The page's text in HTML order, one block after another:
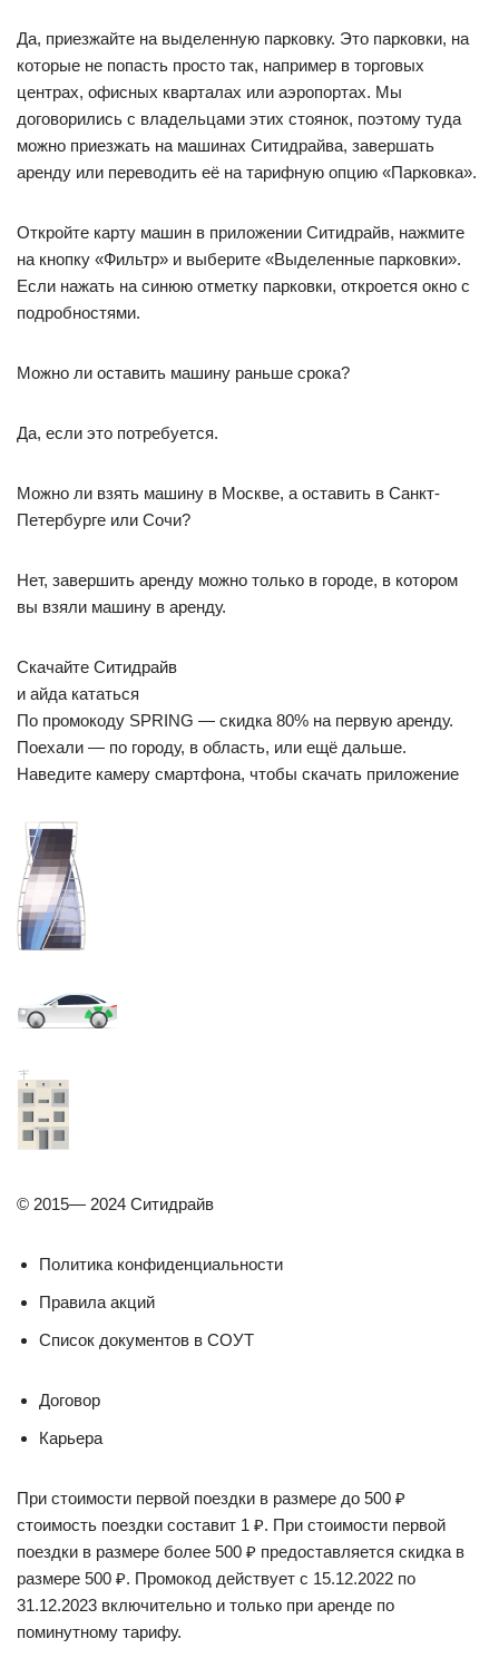
Да, приезжайте на выделенную парковку. Это парковки, на
которые не попасть просто так, например в торговых
центрах, офисных кварталах или аэропортах. Мы
договорились с владельцами этих стоянок, поэтому туда
можно приезжать на машинах Ситидрайва, завершать
аренду или переводить её на тарифную опцию «Парковка».
Откройте карту машин в приложении Ситидрайв, нажмите
на кнопку «Фильтр» и выберите «Выделенные парковки».
Если нажать на синюю отметку парковки, откроется окно с
подробностями.
Можно ли оставить машину раньше срока?
Да, если это потребуется.
Можно ли взять машину в Москве, а оставить в Санкт-
Петербурге или Сочи?
Нет, завершить аренду можно только в городе, в котором
вы взяли машину в аренду.
Скачайте Ситидрайв
и айда кататься
По промокоду SPRING — скидка 80% на первую аренду.
Поехали — по городу, в область, или ещё дальше.
Наведите камеру смартфона, чтобы cкачать приложение
© 2015— 2024 Cитидрайв
Политика конфиденциальности
Правила акций
Список документов в СОУТ
Договор
Карьера
При стоимости первой поездки в размере до 500 ₽
стоимость поездки составит 1 ₽. При стоимости первой
поездки в размере более 500 ₽ предоставляется скидка в
размере 500 ₽. Промокод действует с 15.12.2022 по
31.12.2023 включительно и только при аренде по
поминутному тарифу.